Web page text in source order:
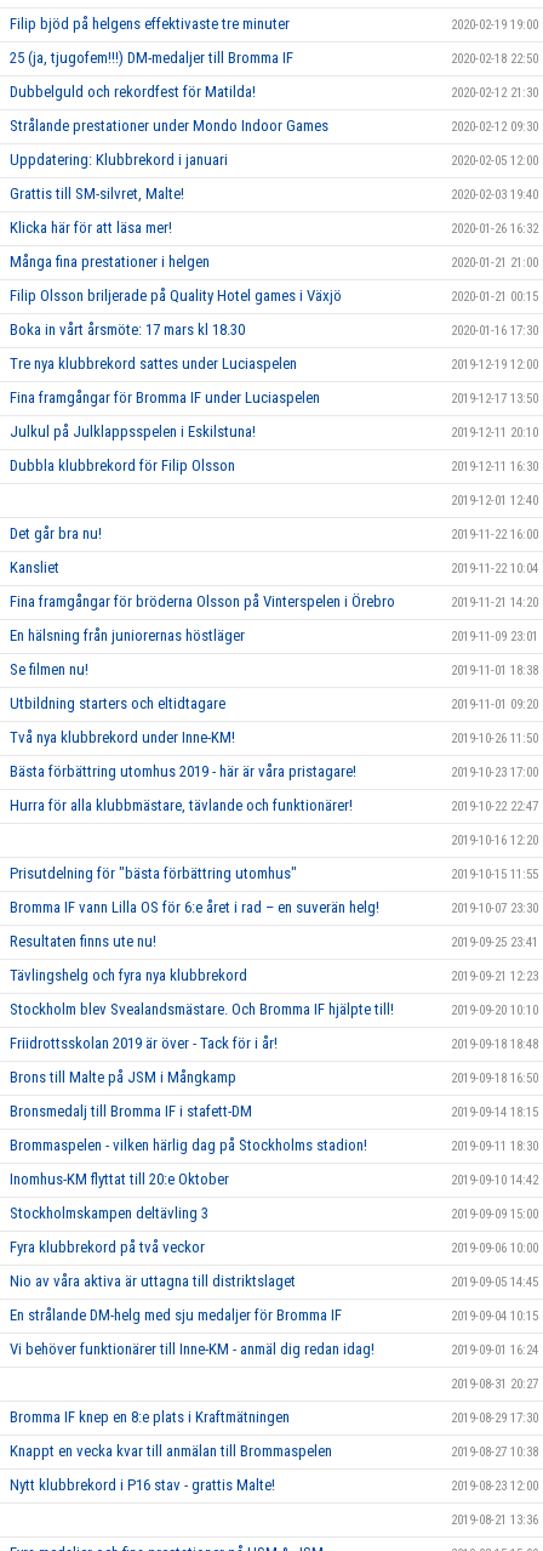
Filip bjöd på helgens effektivaste tre minuter 2020-02-19 19:00
25 (ja, tjugofem!!!) DM-medaljer till Bromma IF 2020-02-18 22:50
Dubbelguld och rekordfest för Matilda! 2020-02-12 21:30
Strålande prestationer under Mondo Indoor Games 2020-02-12 09:30
Uppdatering: Klubbrekord i januari 2020-02-05 12:00
Grattis till SM-silvret, Malte! 2020-02-03 19:40
Klicka här för att läsa mer! 2020-01-26 16:32
Många fina prestationer i helgen 2020-01-21 21:00
Filip Olsson briljerade på Quality Hotel games i Växjö 2020-01-21 00:15
Boka in vårt årsmöte: 17 mars kl 18.30 2020-01-16 17:30
Tre nya klubbrekord sattes under Luciaspelen 2019-12-19 12:00
Fina framgångar för Bromma IF under Luciaspelen 2019-12-17 13:50
Julkul på Julklappsspelen i Eskilstuna! 2019-12-11 20:10
Dubbla klubbrekord för Filip Olsson 2019-12-11 16:30
2019-12-01 12:40
Det går bra nu! 2019-11-22 16:00
Kansliet 2019-11-22 10:04
Fina framgångar för bröderna Olsson på Vinterspelen i Örebro 2019-11-21 14:20
En hälsning från juniorernas höstläger 2019-11-09 23:01
Se filmen nu! 2019-11-01 18:38
Utbildning starters och eltidtagare 2019-11-01 09:20
Två nya klubbrekord under Inne-KM! 2019-10-26 11:50
Bästa förbättring utomhus 2019 - här är våra pristagare! 2019-10-23 17:00
Hurra för alla klubbmästare, tävlande och funktionärer! 2019-10-22 22:47
2019-10-16 12:20
Prisutdelning för "bästa förbättring utomhus" 2019-10-15 11:55
Bromma IF vann Lilla OS för 6:e året i rad – en suverän helg! 2019-10-07 23:30
Resultaten finns ute nu! 2019-09-25 23:41
Tävlingshelg och fyra nya klubbrekord 2019-09-21 12:23
Stockholm blev Svealandsmästare. Och Bromma IF hjälpte till! 2019-09-20 10:10
Friidrottsskolan 2019 är över - Tack för i år! 2019-09-18 18:48
Brons till Malte på JSM i Mångkamp 2019-09-18 16:50
Bronsmedalj till Bromma IF i stafett-DM 2019-09-14 18:15
Brommaspelen - vilken härlig dag på Stockholms stadion! 2019-09-11 18:30
Inomhus-KM flyttat till 20:e Oktober 2019-09-10 14:42
Stockholmskampen deltävling 3 2019-09-09 15:00
Fyra klubbrekord på två veckor 2019-09-06 10:00
Nio av våra aktiva är uttagna till distriktslaget 2019-09-05 14:45
En strålande DM-helg med sju medaljer för Bromma IF 2019-09-04 10:15
Vi behöver funktionärer till Inne-KM - anmäl dig redan idag! 2019-09-01 16:24
2019-08-31 20:27
Bromma IF knep en 8:e plats i Kraftmätningen 2019-08-29 17:30
Knappt en vecka kvar till anmälan till Brommaspelen 2019-08-27 10:38
Nytt klubbrekord i P16 stav - grattis Malte! 2019-08-23 12:00
2019-08-21 13:36